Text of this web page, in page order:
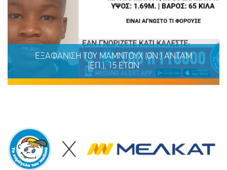
ΕΞΑΦΑΝΙΣΗ TOY ΜΑΜΝΤΟΥΧ (ΟΝ.) ΑΝΤΑΜ
(ΕΠ.), 15 ΕΤΩΝ